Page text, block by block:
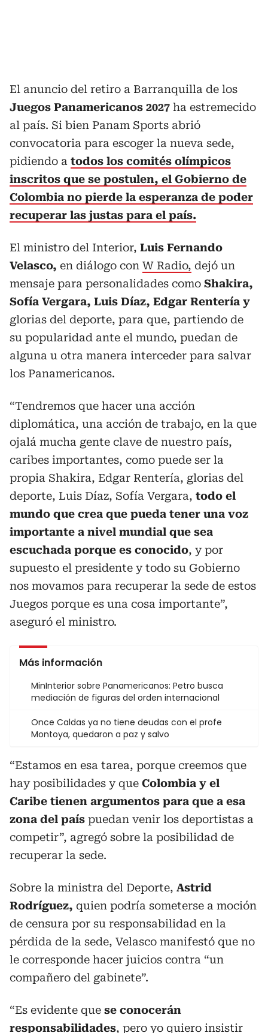
El anuncio del retiro a Barranquilla de los
Juegos Panamericanos 2027 ha estremecido
al país. Si bien Panam Sports abrió
convocatoria para escoger la nueva sede,
pidiendo a todos los comités olímpicos
inscritos que se postulen, el Gobierno de
Colombia no pierde la esperanza de poder
recuperar las justas para el país.
El ministro del Interior, Luis Fernando
Velasco, en diálogo con W Radio, dejó un
mensaje para personalidades como Shakira,
Sofía Vergara, Luis Díaz, Edgar Rentería y
glorias del deporte, para que, partiendo de
su popularidad ante el mundo, puedan de
alguna u otra manera interceder para salvar
los Panamericanos.
“Tendremos que hacer una acción
diplomática, una acción de trabajo, en la que
ojalá mucha gente clave de nuestro país,
caribes importantes, como puede ser la
propia Shakira, Edgar Rentería, glorias del
deporte, Luis Díaz, Sofía Vergara, todo el
mundo que crea que pueda tener una voz
importante a nivel mundial que sea
escuchada porque es conocido, y por
supuesto el presidente y todo su Gobierno
nos movamos para recuperar la sede de estos
Juegos porque es una cosa importante”,
aseguró el ministro.
Más información
MinInterior sobre Panamericanos: Petro busca
mediación de figuras del orden internacional
Once Caldas ya no tiene deudas con el profe
Montoya, quedaron a paz y salvo
“Estamos en esa tarea, porque creemos que
hay posibilidades y que Colombia y el
Caribe tienen argumentos para que a esa
zona del país puedan venir los deportistas a
competir”, agregó sobre la posibilidad de
recuperar la sede.
Sobre la ministra del Deporte, Astrid
Rodríguez, quien podría someterse a moción
de censura por su responsabilidad en la
pérdida de la sede, Velasco manifestó que no
le corresponde hacer juicios contra “un
compañero del gabinete”.
“Es evidente que se conocerán
responsabilidades, pero yo quiero insistir